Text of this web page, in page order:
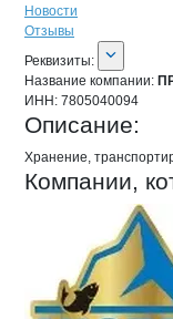
Новости
Отзывы
О компании
Реквизиты
Реквизиты:
Название компании:
ИНН: 7805040094
Описание:
Хранение,
Компании,